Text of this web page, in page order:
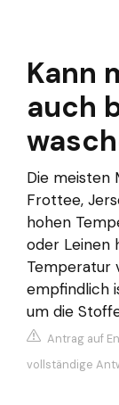
Kann
auch
Die meisten
Frottee,
hohen
oder Leinen
Temperatur
empfindlich
um die
Antrag auf
vollständige